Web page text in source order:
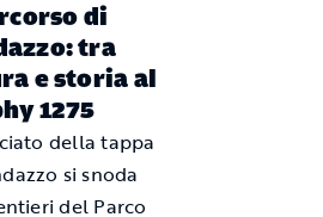
di
tra
e storia al
1275
della tappa
si snoda
del Parco